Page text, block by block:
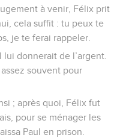
à venir, Félix prit
cela suffit : tu peux te
je te ferai rappeler.
lui donnerait de l’argent.
souvent pour
; après quoi, Félix fut
pour se ménager les
Paul en prison.